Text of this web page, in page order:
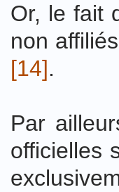
Or, le fait
non
[14].
Par
officielles